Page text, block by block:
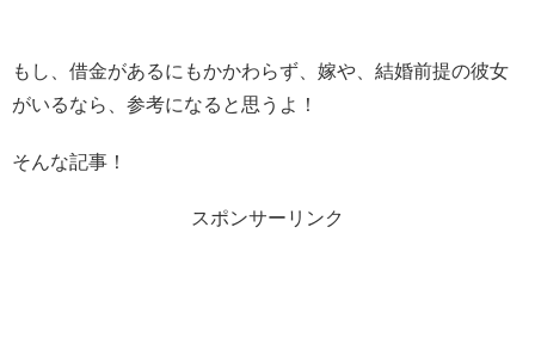
もし、借金があるにもかかわらず、嫁や、結婚前提の彼女
がいるなら、参考になると思うよ！
そんな記事！
スポンサーリンク